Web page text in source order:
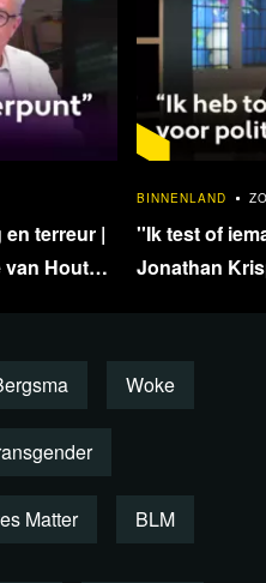
ze. Bekijk de video om
trekken tegen woke-
onderdeel
buddy
en terreur |
Houts -
BINNENLAND
''Ik test of
Jonathan
Woke
Matter BLM